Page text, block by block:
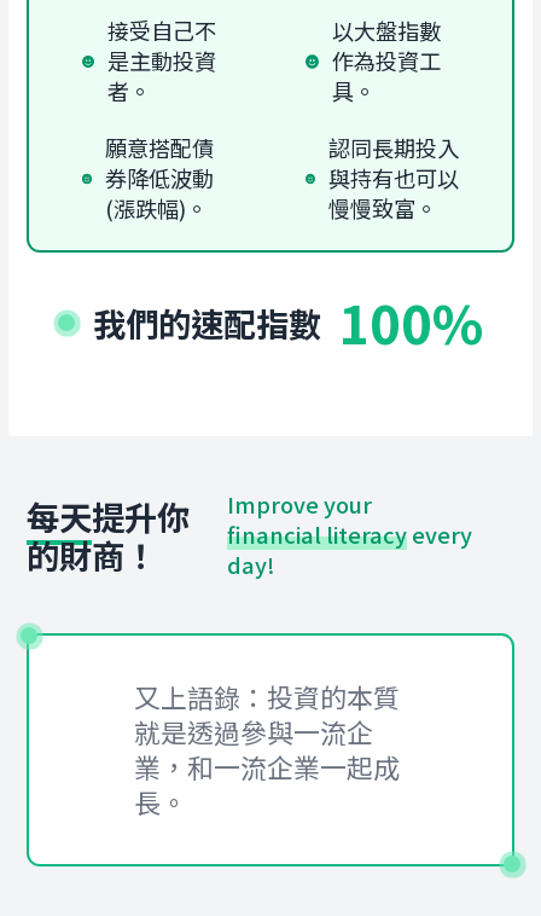
接受自己不
是主動投資
者。
願意搭配債
券降低波動
(漲跌幅)。
以大盤指數
作為投資工
具。
認同長期投入
與持有也可以
慢慢致富。
我們的速配指數 100%
每天提升你
的財商！
Improve your
financial literacyevery
day!
又上語錄：投資的本質
就是透過參與一流企
業，和一流企業一起成
長。